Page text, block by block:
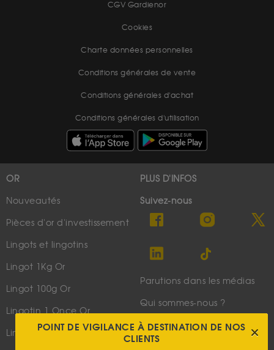
CGV Gardienor
Cookies
Charte données personnelles
Conditions générales de vente
Conditions générales d'achat
Conditions générales d'utilisation
OR
Nouveautés
Pièces d'or d'investissement
Lingots et lingotins
Lingot 1Kg Or
Lingot 100g Or
Lingotin 1 Once Or
Lingotin 1g Or
PLUS D'INFOS
Suivez-nous
Parutions dans les médias
Qui sommes-nous ?
Plan du site
POINT DE VIGILANCE À DESTINATION DE NOS
CLIENTS